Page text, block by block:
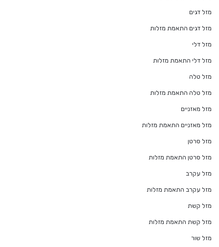
מזל דגים
מזל דגים התאמת מזלות
מזל דלי
מזל דלי התאמת מזלות
מזל טלה
מזל טלה התאמת מזלות
מזל מאזניים
מזל מאזניים התאמת מזלות
מזל סרטן
מזל סרטן התאמת מזלות
מזל עקרב
מזל עקרב התאמת מזלות
מזל קשת
מזל קשת התאמת מזלות
מזל שור